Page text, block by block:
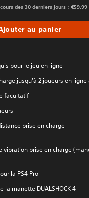
des 30 derniers jours : €59,99
au panier
pour le jeu en ligne
jusqu'à 2 joueurs en ligne
facultatif
prise en charge
vibration prise en charge
la PS4 Pro
la manette DUALSHOCK 4